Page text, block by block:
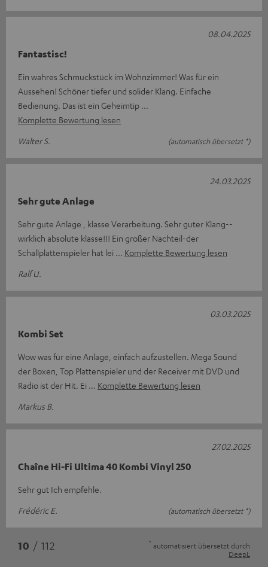
Fantastisc!
Ein wahres Schmuckstück im Wohnzimmer! Was für ein
Aussehen! Schöner tiefer und solider Klang. Einfache
Bedienung. Das ist ein Geheimtip
Komplette Bewertung lesen
Walter S.
(automatisch übersetzt *)
08.04.2025
Sehr gute Anlage
Sehr gute Anlage , klasse Verarbeitung. Sehr guter Klang--
wirklich absolute klasse!!! Ein großer Nachteil-der
Schallplattenspieler hat lei
Komplette Bewertung lesen
Ralf U.
24.03.2025
Kombi Set
Wow was für eine Anlage, einfach aufzustellen. Mega Sound
der Boxen, Top Plattenspieler und der Receiver mit DVD und
Radio ist der Hit. Ei
Komplette Bewertung lesen
Markus B.
03.03.2025
Chaîne Hi-Fi Ultima 40 Kombi Vinyl 250
Sehr gut Ich empfehle.
Frédéric E.
(automatisch übersetzt *)
27.02.2025
10 / 112 * automatisiert übersetzt durch
DeepL